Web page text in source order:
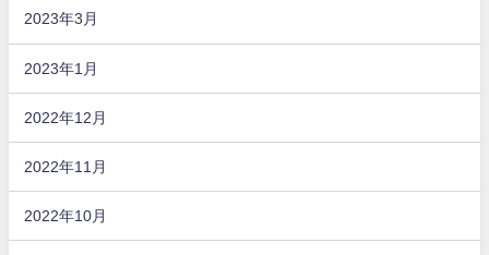
2023年3月
2023年1月
2022年12月
2022年11月
2022年10月